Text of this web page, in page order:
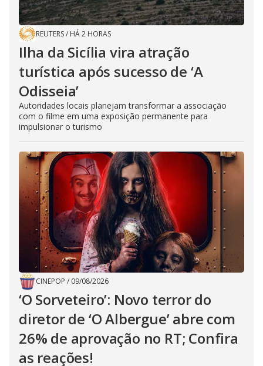
REUTERS/ HÁ 2 HORAS
Ilha da Sicília vira atração
turística após sucesso de ‘A
Odisseia’
Autoridades locais planejam transformar a associação
com o filme em uma exposição permanente para
impulsionar o turismo
CINEPOP / 09/08/2026
‘O Sorveteiro’: Novo terror do
diretor de ‘O Albergue’ abre com
26% de aprovação no RT; Confira
as reações!